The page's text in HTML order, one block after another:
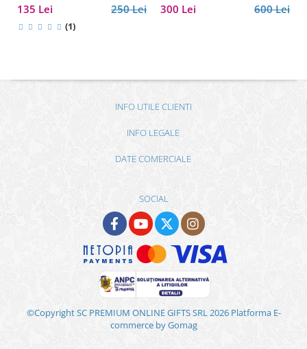
250 Lei
135 Lei
(1)
600 Lei
300 Lei
INFO UTILE CLIENTI
INFO LEGALE
DATE COMERCIALE
SOCIAL
©Copyright SC PREMIUM ONLINE GIFTS SRL 2026 Platforma E-
commerce by Gomag